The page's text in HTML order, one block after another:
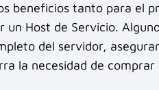
beneficios tanto para el
un Host de Servicio.
del servidor,
la necesidad de